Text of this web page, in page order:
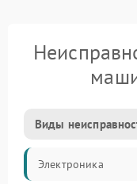
Виды
Электроника